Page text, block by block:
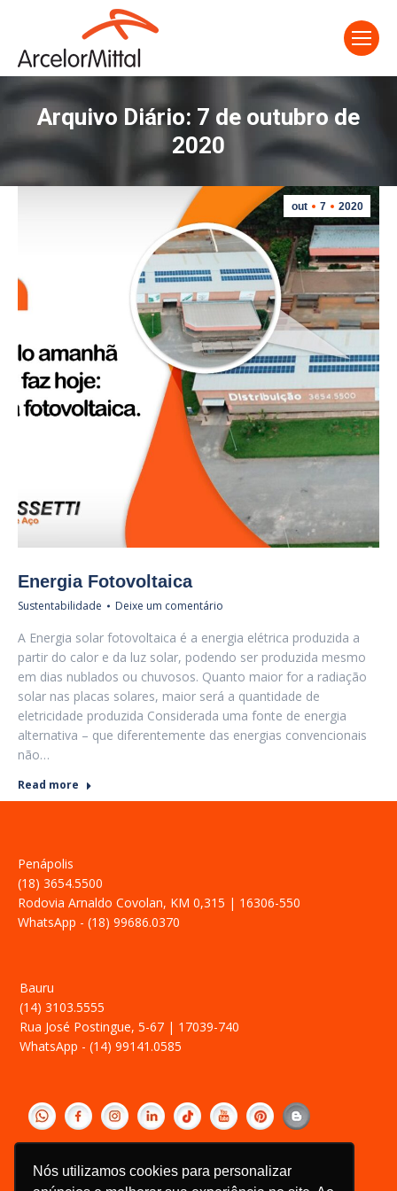
Nós utilizamos cookies para personalizar
Arquivo Diário: 7 de outubro de
2020
out 7 2020
Energia Fotovoltaica
Sustentabilidade Deixe um comentário
A Energia solar fotovoltaica é a energia elétrica produzida a
partir do calor e da luz solar, podendo ser produzida mesmo
em dias nublados ou chuvosos. Quanto maior for a radiação
solar nas placas solares, maior será a quantidade de
eletricidade produzida Considerada uma fonte de energia
alternativa – que diferentemente das energias convencionais
não…
Read more
Penápolis
(18) 3654.5500
Rodovia Arnaldo Covolan, KM 0,315 | 16306-550
WhatsApp - (18) 99686.0370
Bauru
(14) 3103.5555
Rua José Postingue, 5-67 | 17039-740
WhatsApp - (14) 99141.0585
Relatório Transparência Salarial